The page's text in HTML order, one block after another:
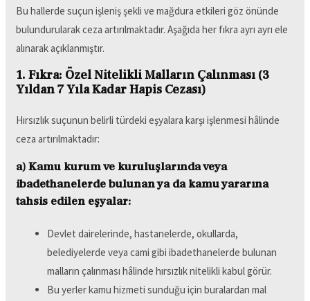
Bu hallerde suçun işleniş şekli ve mağdura etkileri göz önünde
bulundurularak ceza artırılmaktadır. Aşağıda her fıkra ayrı ayrı ele
alınarak açıklanmıştır.
1. Fıkra: Özel Nitelikli Malların Çalınması (3
Yıldan 7 Yıla Kadar Hapis Cezası)
Hırsızlık suçunun belirli türdeki eşyalara karşı işlenmesi hâlinde
ceza artırılmaktadır:
a) Kamu kurum ve kuruluşlarında veya
ibadethanelerde bulunan ya da kamu yararına
tahsis edilen eşyalar:
Devlet dairelerinde, hastanelerde, okullarda,
belediyelerde veya cami gibi ibadethanelerde bulunan
malların çalınması hâlinde hırsızlık nitelikli kabul görür.
Bu yerler kamu hizmeti sunduğu için buralardan mal